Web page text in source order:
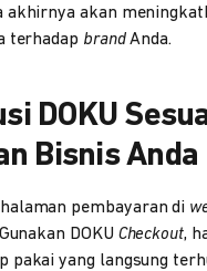
akhirnya akan
terhadap brandAnda.
DOKU
Bisnis Anda
pembayaran di
DOKU Checkout,
pakai yang langsung